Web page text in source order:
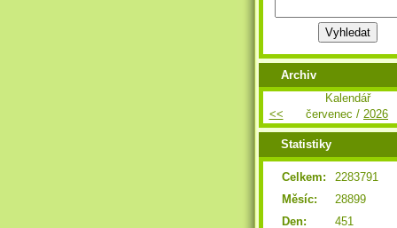
Archiv
Kalendář
<<
červenec / 2026
Statistiky
Celkem:
2283791
Měsíc:
28899
Den:
451